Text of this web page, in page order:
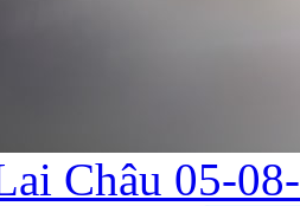
Châu 05-